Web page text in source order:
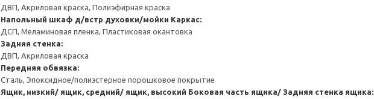
ДВП, Акриловая краска, Полиэфирная краска
Напольный шкаф д/встр духовки/мойки Каркас:
ДСП, Меламиновая пленка, Пластиковая окантовка
Задняя стенка:
ДВП, Акриловая краска
Передняя обвязка:
Сталь, Эпоксидное/полиэстерное порошковое покрытие
Ящик, низкий/ ящик, средний/ ящик, высокий Боковая часть ящика/ Задняя стенка ящика: